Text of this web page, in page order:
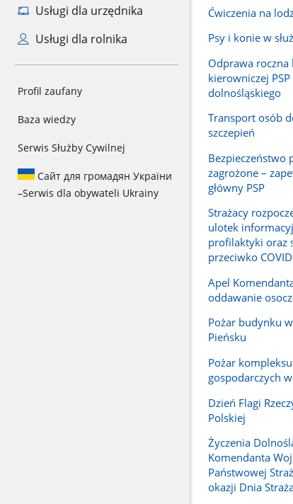
Usługi dla urzędnika
Usługi dla rolnika
Profil zaufany
Baza wiedzy
Serwis Służby Cywilnej
Сайт для громадян України
–Serwis dla obywateli Ukrainy
Ćwiczenia na
Psy i konie w
Odprawa roczna
kierowniczej
dolnośląskiego
Transport osób
szczepień
Bezpieczeństwo
zagrożone –
główny PSP
Strażacy
ulotek
profilaktyki oraz
przeciwko
Apel
oddawanie
Pożar budynku
Pieńsku
Pożar
gospodarczych
Dzień Flagi
Polskiej
Życzenia
Komendanta
Państwowej
okazji Dnia